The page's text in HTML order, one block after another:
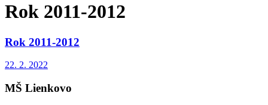
Rok 2011-2012
Rok 2011-2012
22. 2. 2022
MŠ Lienkovo